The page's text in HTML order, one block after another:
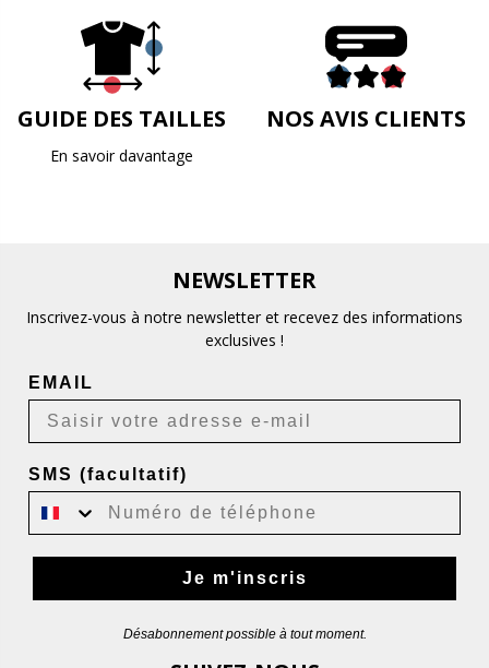
GUIDE DES TAILLES
En savoir davantage
NOS AVIS CLIENTS
NEWSLETTER
Inscrivez-vous à notre newsletter et recevez des informations
exclusives !
EMAIL
SMS (facultatif)
Je m'inscris
Désabonnement possible à tout moment.